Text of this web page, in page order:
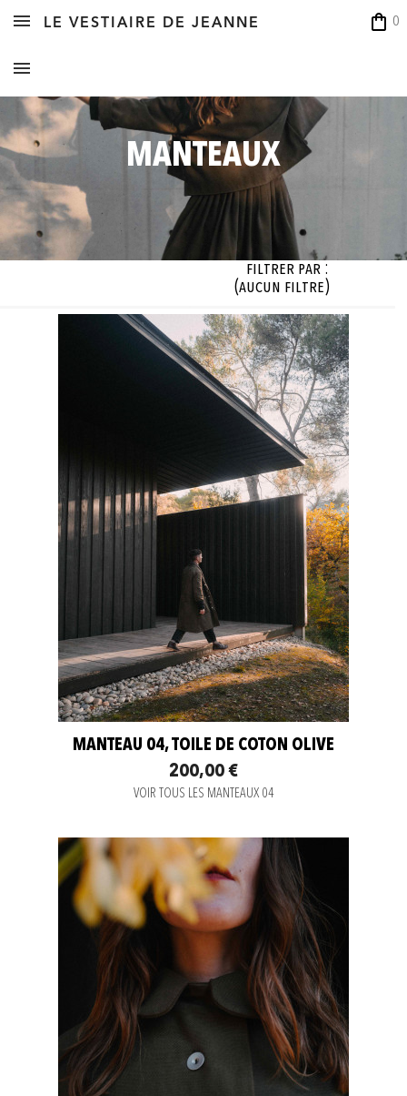
shopping_bag 0
LE VESTIAIRE DE JEANNE
MANTEAUX
Filtrer par :
(aucun filtre)


 Coloris
(aucun filtre)
MANTEAU 04, TOILE DE COTON OLIVE
200,00 €
VOIR TOUS LES MANTEAUX 04